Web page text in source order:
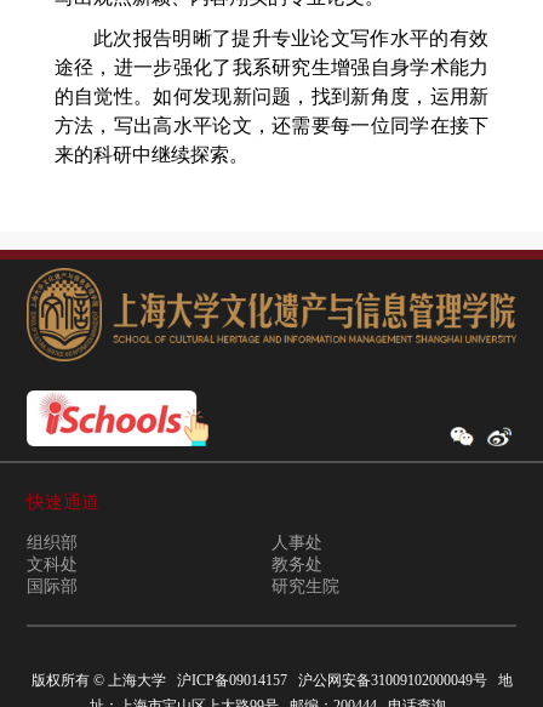
此次报告明晰了提升专业论文写作水平的有效
途径，进一步强化了我系研究生增强自身学术能力
的自觉性。如何发现新问题，找到新角度，运用新
方法，写出高水平论文，还需要每一位同学在接下
来的科研中继续探索。
快速通道
组织部
人事处
文科处
教务处
国际部
研究生院
版权所有 ©上海大学 沪ICP备09014157 沪公网安备31009102000049号地